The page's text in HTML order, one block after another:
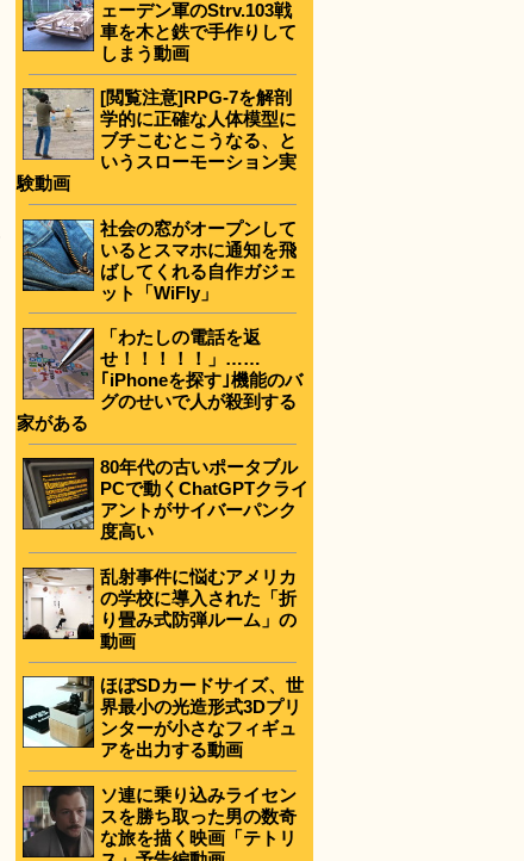
ェーデン軍のStrv.103戦
車を木と鉄で手作りして
しまう動画
[閲覧注意]RPG-7を解剖
学的に正確な人体模型に
ブチこむとこうなる、と
いうスローモーション実
験動画
社会の窓がオープンして
いるとスマホに通知を飛
ばしてくれる自作ガジェ
ット「WiFly」
「わたしの電話を返
せ！！！！！」……
｢iPhoneを探す｣機能のバ
グのせいで人が殺到する
家がある
80年代の古いポータブル
PCで動くChatGPTクライ
アントがサイバーパンク
度高い
乱射事件に悩むアメリカ
の学校に導入された「折
り畳み式防弾ルーム」の
動画
ほぼSDカードサイズ、世
界最小の光造形式3Dプリ
ンターが小さなフィギュ
アを出力する動画
ソ連に乗り込みライセン
スを勝ち取った男の数奇
な旅を描く映画「テトリ